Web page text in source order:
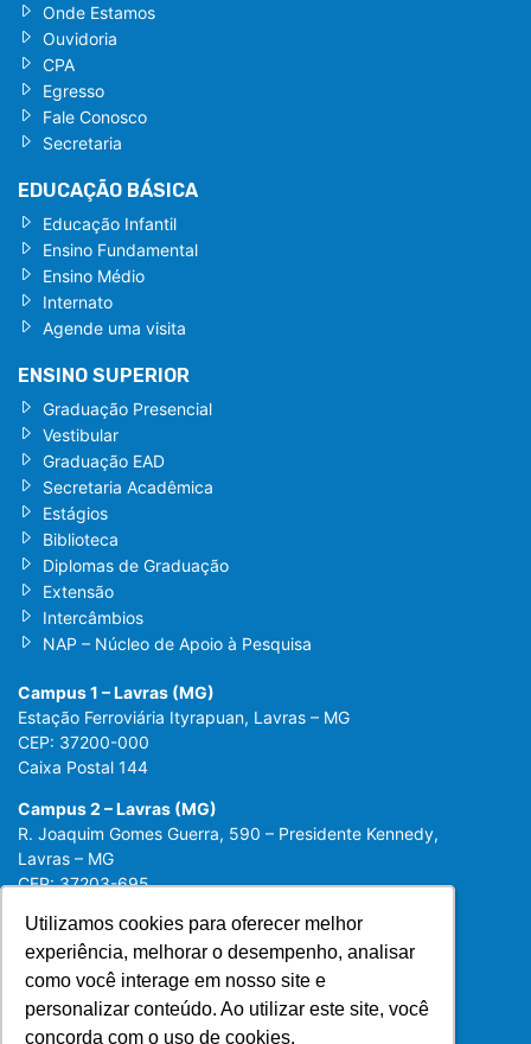
Utilizamos cookies para oferecer melhor
experiência, melhorar o desempenho, analisar
como você interage em nosso site e
personalizar conteúdo. Ao utilizar este site, você
concorda com o uso de cookies.
Utilizamos cookies para oferecer melhor
experiência, melhorar o desempenho, analisar
como você interage em nosso site e
personalizar conteúdo. Ao utilizar este site, você
concorda com o uso de cookies.
Onde Estamos
Ouvidoria
CPA
Egresso
Fale Conosco
Secretaria
EDUCAÇÃO BÁSICA
Educação Infantil
Ensino Fundamental
Ensino Médio
Internato
Agende uma visita
ENSINO SUPERIOR
Graduação Presencial
Vestibular
Graduação EAD
Secretaria Acadêmica
Estágios
Biblioteca
Diplomas de Graduação
Extensão
Intercâmbios
NAP – Núcleo de Apoio à Pesquisa
Campus 1 – Lavras (MG)
Estação Ferroviária Ityrapuan, Lavras – MG
CEP: 37200-000
Caixa Postal 144
Campus 2 – Lavras (MG)
R. Joaquim Gomes Guerra, 590 – Presidente Kennedy,
Lavras – MG
CEP: 37203-695